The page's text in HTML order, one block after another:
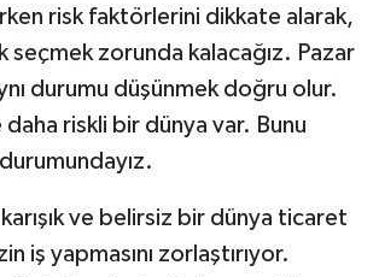
risk faktörlerini dikkate alarak,
seçmek zorunda kalacağız. Pazar
durumu düşünmek doğru olur.
riskli bir dünya var. Bunu
ve belirsiz bir dünya ticaret
iş yapmasını zorlaştırıyor.